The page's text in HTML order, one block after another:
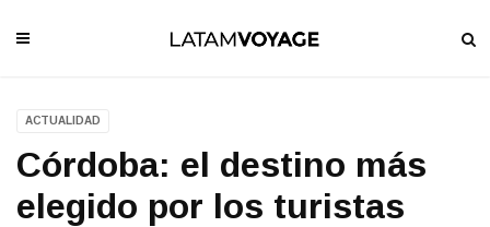
ACTUALIDAD
Córdoba: el destino más
elegido por los turistas